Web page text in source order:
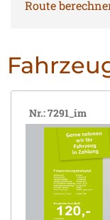
Route
Nr.: 7291_im